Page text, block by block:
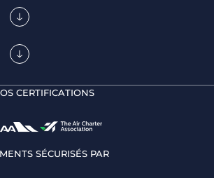
CERTIFICATIONS
SÉCURISÉS PAR